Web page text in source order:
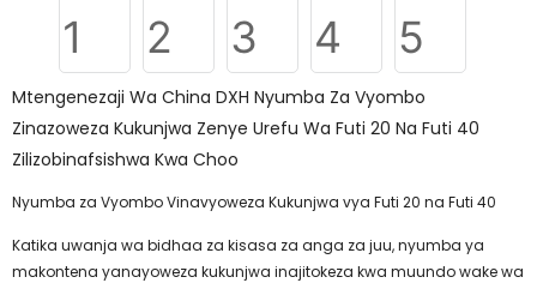
Mtengenezaji Wa China DXH Nyumba Za Vyombo
Zinazoweza Kukunjwa Zenye Urefu Wa Futi 20 Na Futi 40
Zilizobinafsishwa Kwa Choo
Nyumba za Vyombo Vinavyoweza Kukunjwa vya Futi 20 na Futi 40
Katika uwanja wa bidhaa za kisasa za anga za juu, nyumba ya
makontena yanayoweza kukunjwa inajitokeza kwa muundo wake wa